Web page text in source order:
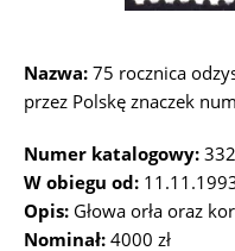
Nazwa: 75 rocznica
przez Polskę znaczek
Numer katalogowy:
W obiegu od:
Opis: Głowa orła oraz
Nominał: 4000 zł